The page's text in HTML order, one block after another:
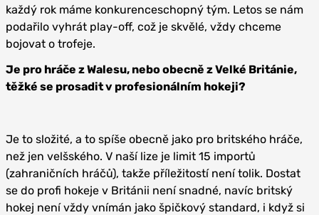
každý rok máme konkurenceschopný tým. Letos se nám
podařilo vyhrát play-off, což je skvělé, vždy chceme
bojovat o trofeje.
Je pro hráče z Walesu, nebo obecně z Velké Británie,
těžké se prosadit v profesionálním hokeji?
Je to složité, a to spíše obecně jako pro britského hráče,
než jen velšského. V naší lize je limit 15 importů
(zahraničních hráčů), takže příležitostí není tolik. Dostat
se do profi hokeje v Británii není snadné, navíc britský
hokej není vždy vnímán jako špičkový standard, i když si